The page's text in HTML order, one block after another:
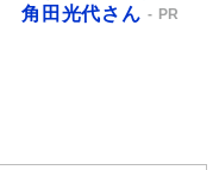
角田光代さん
PR